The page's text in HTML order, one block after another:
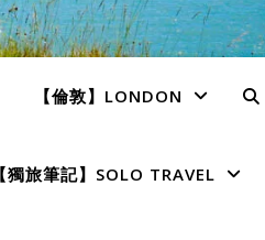
【倫敦】LONDON
【獨旅筆記】SOLO TRAVEL